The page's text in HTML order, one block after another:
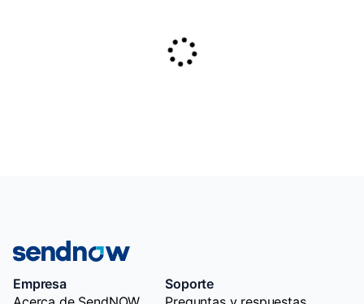
Empresa
Soporte